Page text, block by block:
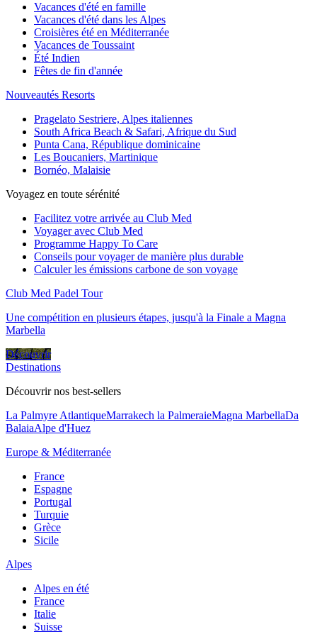
Vacances d'été en famille
Vacances d'été dans les Alpes
Croisières été en Méditerranée
Vacances de Toussaint
Été Indien
Fêtes de fin d'année
Nouveautés Resorts
Pragelato Sestriere, Alpes italiennes
South Africa Beach & Safari, Afrique du Sud
Punta Cana, République dominicaine
Les Boucaniers, Martinique
Bornéo, Malaisie
Voyagez en toute sérénité
Facilitez votre arrivée au Club Med
Voyager avec Club Med
Programme Happy To Care
Conseils pour voyager de manière plus durable
Calculer les émissions carbone de son voyage
Club Med Padel Tour
Une compétition en plusieurs étapes, jusqu'à la Finale a Magna
Marbella
Découvrir
Destinations
Découvrir nos best-sellers
La Palmyre AtlantiqueMarrakech la PalmeraieMagna MarbellaDa
BalaiaAlpe d'Huez
Europe & Méditerranée
France
Espagne
Portugal
Turquie
Grèce
Sicile
Alpes
Alpes en été
France
Italie
Suisse